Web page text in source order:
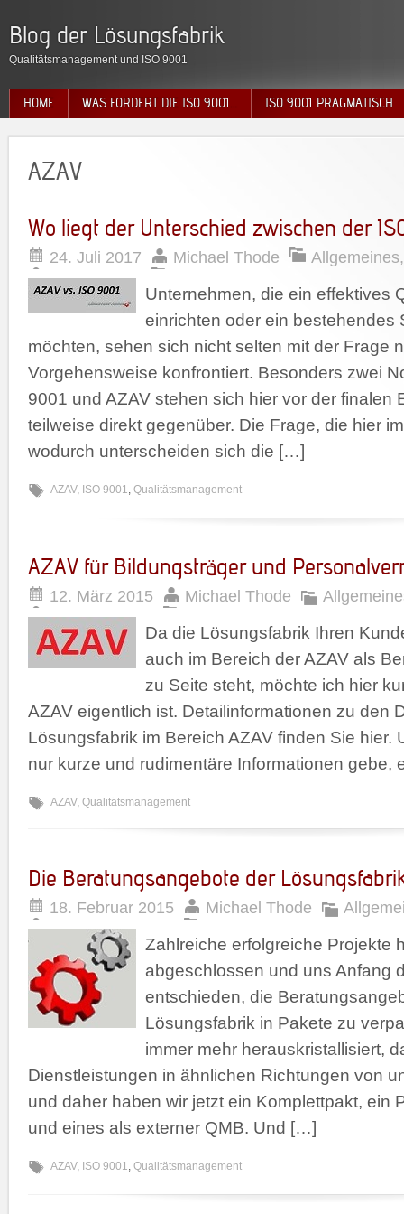
Blog der Lösungsfabrik
Qualitätsmanagement und ISO 9001
HOME WAS FORDERT DIE ISO 9001… ISO 9001 PRAGMATISCH
AZAV
Wo liegt der Unterschied zwischen der
24. Juli 2017 Michael Thode Allgemeines
Unternehmen, die ein effektives
einrichten oder ein bestehendes
möchten, sehen sich nicht selten mit der Frage
Vorgehensweise konfrontiert. Besonders zwei
9001 und AZAV stehen sich hier vor der finalen
teilweise direkt gegenüber. Die Frage, die hier
wodurch unterscheiden sich die […]
AZAV, ISO 9001, Qualitätsmanagement
AZAV für Bildungsträger und
12. März 2015 Michael Thode
Da die Lösungsfabrik Ihren
auch im Bereich der AZAV als
zu Seite steht, möchte ich hier
AZAV eigentlich ist. Detailinformationen zu den
Lösungsfabrik im Bereich AZAV finden Sie hier.
nur kurze und rudimentäre Informationen gebe,
AZAV, Qualitätsmanagement
Die Beratungsangebote der
18. Februar 2015 Michael Thode
Zahlreiche erfolgreiche Projekte
abgeschlossen und uns Anfang
entschieden, die
Lösungsfabrik in Pakete zu
immer mehr herauskristallisiert,
Dienstleistungen in ähnlichen Richtungen von
und daher haben wir jetzt ein Komplettpakt, ein
und eines als externer QMB. Und […]
AZAV, ISO 9001, Qualitätsmanagement